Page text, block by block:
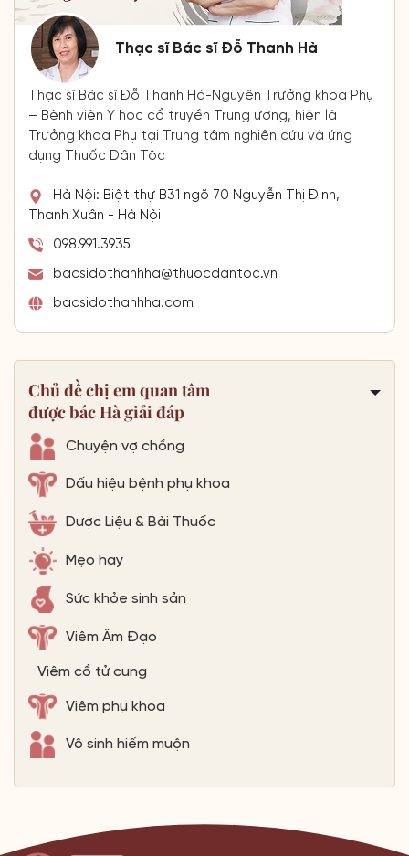
Thạc sĩ Bác sĩ Đỗ Thanh Hà
Thạc sĩ Bác sĩ Đỗ Thanh Hà-Nguyên Trưởng khoa Phụ
– Bệnh viện Y học cổ truyền Trung ương, hiện là
Trưởng khoa Phụ tại Trung tâm nghiên cứu và ứng
dụng Thuốc Dân Tộc
Hà Nội: Biệt thự B31 ngõ 70 Nguyễn Thị Định,
Thanh Xuân - Hà Nội
098.991.3935
bacsidothanhha@thuocdantoc.vn
bacsidothanhha.com
Chủ đề chị em quan tâm
được bác Hà giải đáp
Chuyện vợ chồng
Dấu hiệu bệnh phụ khoa
Dược Liệu & Bài Thuốc
Mẹo hay
Sức khỏe sinh sản
Viêm Âm Đạo
Viêm cổ tử cung
Viêm phụ khoa
Vô sinh hiếm muộn